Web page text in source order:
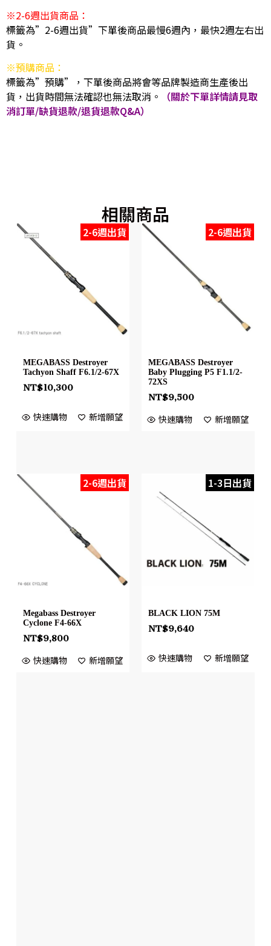
※2-6週出貨商品：
標籤為”2-6週出貨”下單後商品最慢6週內，最快2週左右出
貨。
※預購商品：
標籤為”預購”，下單後商品將會等品牌製造商生產後出
貨，出貨時間無法確認也無法取消。
（關於下單詳情請見取
消訂單/缺貨退款/退貨退款Q&A）
相關商品
2-6週出貨
MEGABASS Destroyer
Tachyon Shaff F6.1/2-67X
NT$10,300
快速購物 新增願望
2-6週出貨
MEGABASS Destroyer
Baby Plugging P5 F1.1/2-
72XS
NT$9,500
快速購物 新增願望
2-6週出貨
Megabass Destroyer
Cyclone F4-66X
NT$9,800
快速購物 新增願望
1-3日出貨
BLACK LION 75M
NT$9,640
快速購物 新增願望